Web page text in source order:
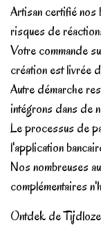
Artisan certifié nos
risques de
Votre commande
création est livrée
Autre démarche
intégrons dans de
Le processus de
l'application
Nos nombreuses
complémentaires
Ontdek de